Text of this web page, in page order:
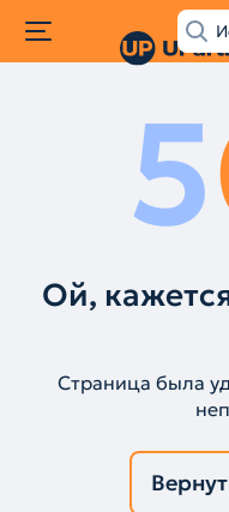
5
Ой,
Страница была